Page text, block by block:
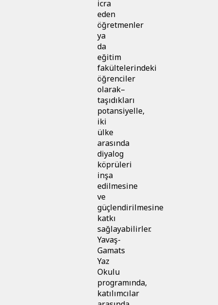
icra
eden
öğretmenler
ya
da
eğitim
fakültelerindeki
öğrenciler
olarak–
taşıdıkları
potansiyelle,
iki
ülke
arasında
diyalog
köprüleri
inşa
edilmesine
ve
güçlendirilmesine
katkı
sağlayabilirler.
Yavaş-
Gamats
Yaz
Okulu
programında,
katılımcılar